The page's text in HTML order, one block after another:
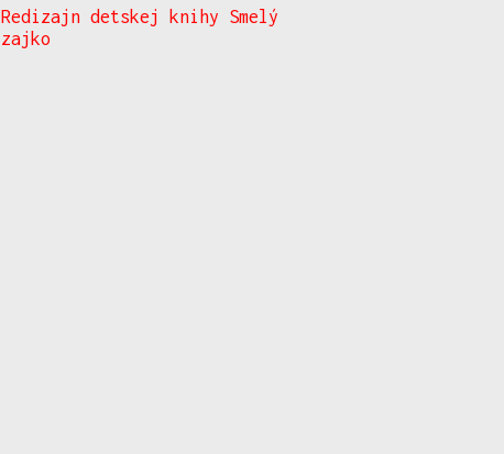
Redizajn detskej knihy Smelý
zajko